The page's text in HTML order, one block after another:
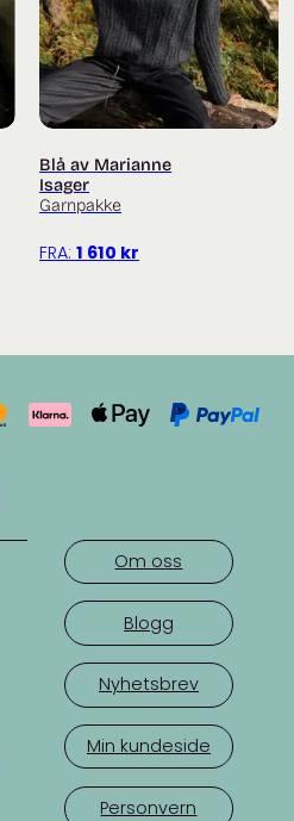
Blå av Marianne
Isager
Garnpakke
FRA: 1 610 kr
Om oss
Blogg
Nyhetsbrev
Min kundeside
Personvern